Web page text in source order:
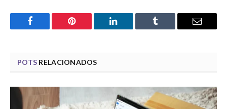
Facebook Pinterest LinkedIn Tumblr Email
POTS RELACIONADOS